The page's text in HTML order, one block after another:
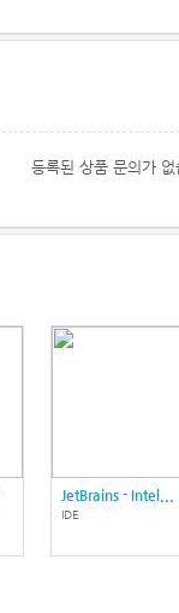
등록된 상품 문의가 없
JetBrains - Intel...
IDE